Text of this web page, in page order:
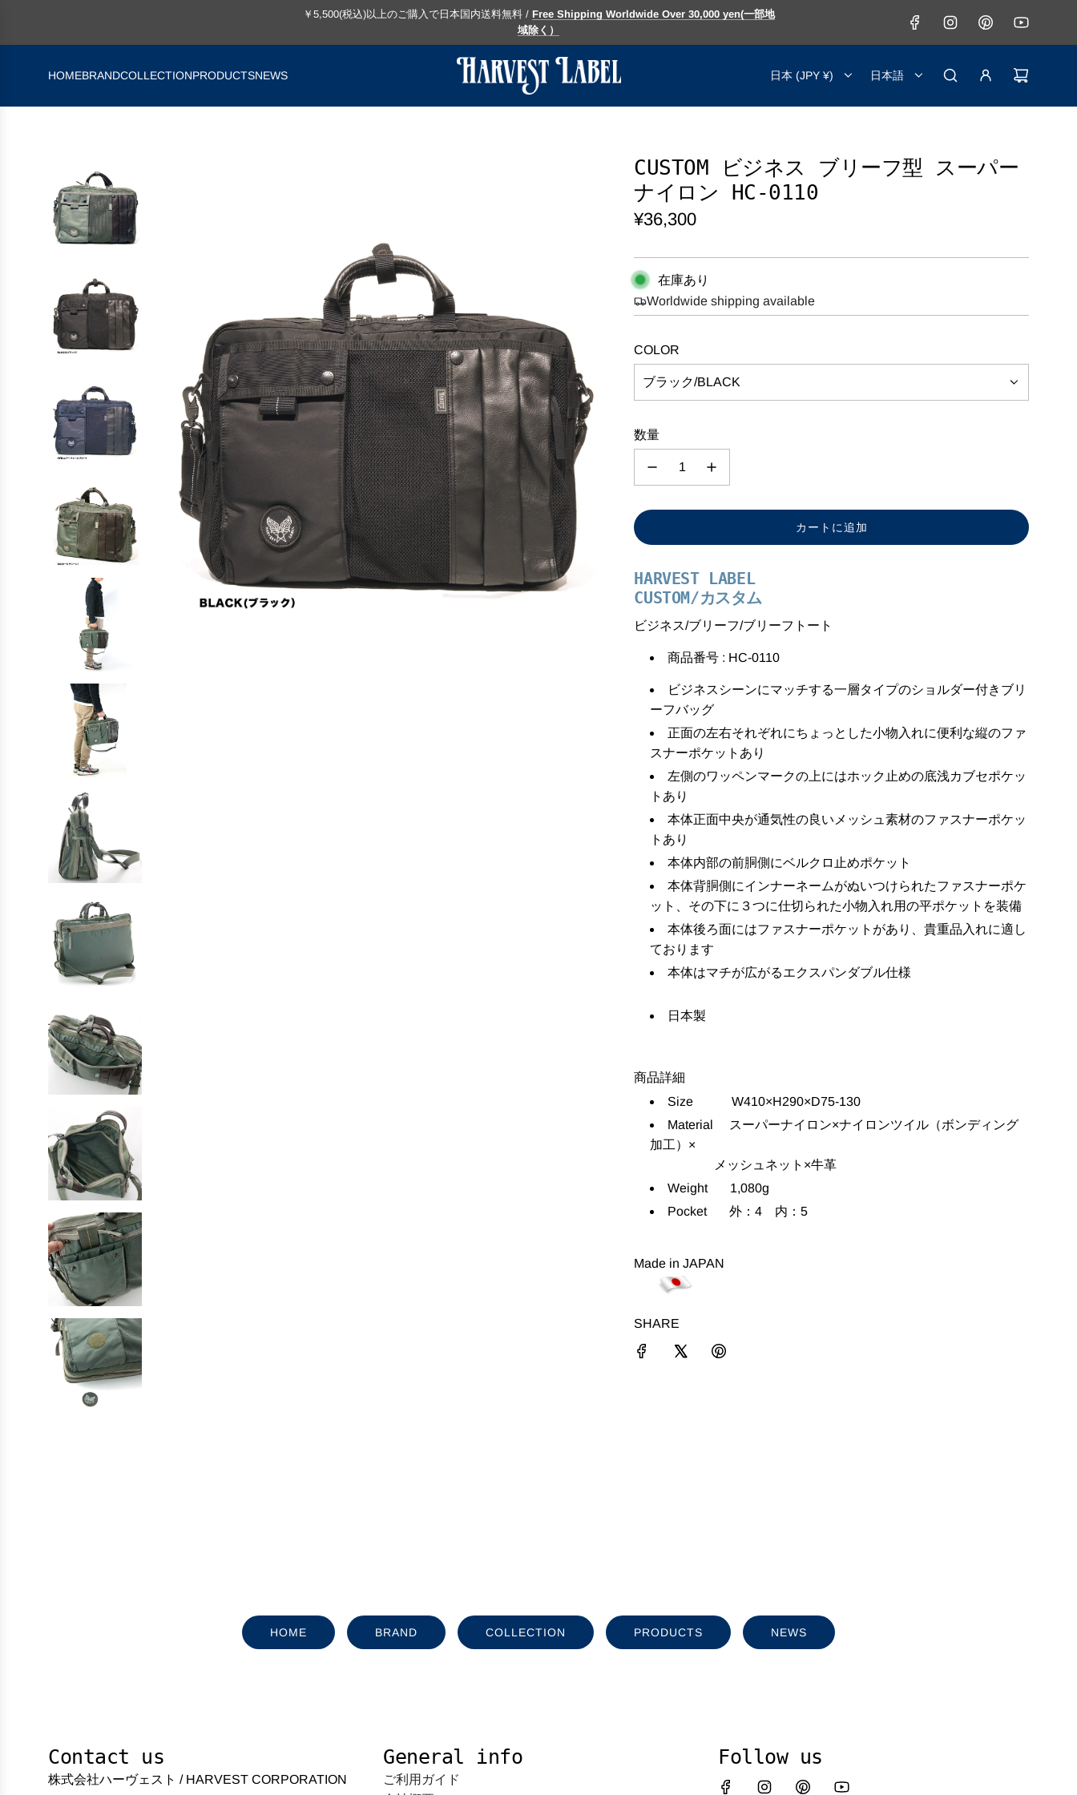
￥5,500(税込)以上のご購入で日本国内送料無料 / Free Shipping Worldwide Over 30,000 yen(一部地
域除く）
HOMEBRANDCOLLECTIONPRODUCTSNEWS 日本 (JPY ¥) 日本語
CUSTOM ビジネス ブリーフ型 スーパー
ナイロン HC-0110
通
価
格
¥36,300
在庫あり
Worldwide shipping available
COLOR
ブラック/BLACK
数量
カートに追加
読
HARVEST LABEL
CUSTOM/カスタム
ビジネス/ブリーフ/ブリーフトート
商品番号 : HC-0110
ビジネスシーンにマッチする一層タイプのショルダー付きブリ
ーフバッグ
正面の左右それぞれにちょっとした小物入れに便利な縦のファ
スナーポケットあり
左側のワッペンマークの上にはホック止めの底浅カブセポケッ
トあり
本体正面中央が通気性の良いメッシュ素材のファスナーポケッ
トあり
本体内部の前胴側にベルクロ止めポケット
本体背胴側にインナーネームがぬいつけられたファスナーポケ
ット、その下に３つに仕切られた小物入れ用の平ポケットを装備
本体後ろ面にはファスナーポケットがあり、貴重品入れに適し
ております
本体はマチが広がるエクスパンダブル仕様
日本製
商品詳細
Size W410×H290×D75-130
Material
スーパーナイロン×ナイロンツイル（ボンディング
加工）×
メッシュネット×牛革
Weight1,080g
Pocket
外：4 内：5
Made in JAPAN
SHARE
HOME BRAND COLLECTION PRODUCTS NEWS
Contact us
株式会社ハーヴェスト / HARVEST CORPORATION
General info
ご利用ガイド
Follow us